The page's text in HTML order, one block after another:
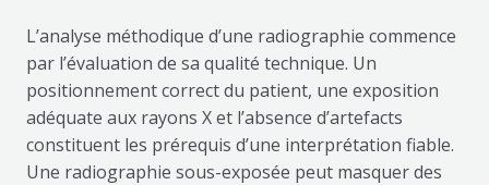
L’analyse méthodique d’une radiographie commence
par l’évaluation de sa qualité technique. Un
positionnement correct du patient, une exposition
adéquate aux rayons X et l’absence d’artefacts
constituent les prérequis d’une interprétation fiable.
Une radiographie sous-exposée peut masquer des